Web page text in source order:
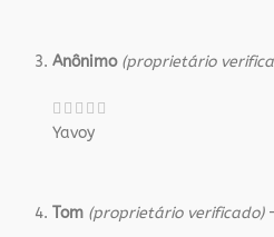
Anônimo (proprietário
Yavoy
Tom (proprietário verificado)